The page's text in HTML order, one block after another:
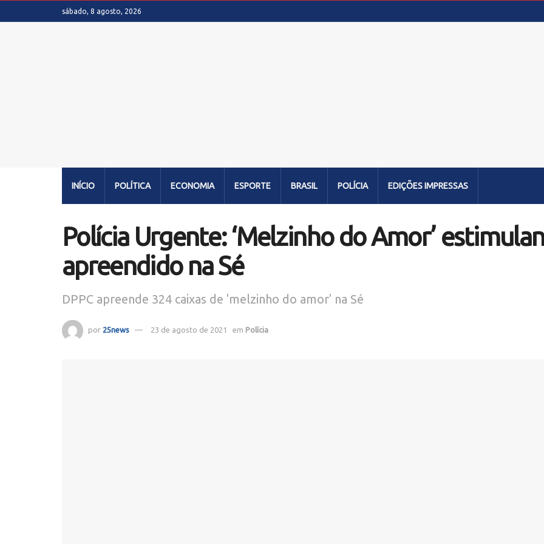
sábado, 8 agosto, 2026
INÍCIO POLÍTICA ECONOMIA ESPORTE BRASIL POLÍCIA EDIÇÕES IMPRESSAS
Polícia Urgente: ‘Melzinho do Amor’
apreendido na Sé
DPPC apreende 324 caixas de 'melzinho do amor' na Sé
por 25news 23 de agosto de 2021 em Polícia